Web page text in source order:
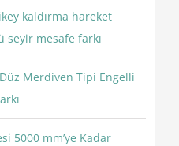
kaldırma hareket
mesafe farkı
Merdiven Tipi Engelli
5000 mm’ye Kadar